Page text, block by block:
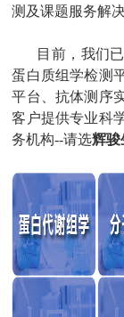
测及课题服务解
目前，我们
蛋白质组学检测
平台、抗体测序
客户提供专业科
务机构--请选辉骏